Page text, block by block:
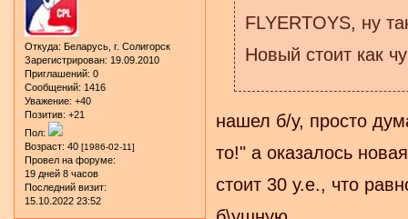
Откуда: Беларусь, г. Солигорск
Зарегистрирован: 19.09.2010
Приглашений: 0
Сообщений: 1416
Уважение: +40
Позитив: +21
Пол:
Возраст: 40 [1986-02-11]
Провел на форуме:
19 дней 8 часов
Последний визит:
15.10.2022 23:52
FLYERTOYS, ну
Новый стоит как
нашел б/у, просто
то!" а оказалось
стоит 30 у.е., что